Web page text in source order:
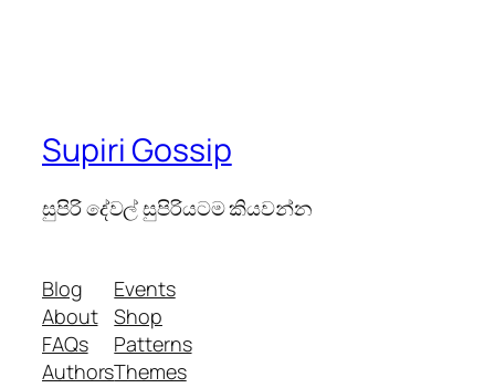
Supiri Gossip
සුපිරි දේවල් සුපිරියටම කියවන්න
Blog
About
FAQs
Authors
Events
Shop
Patterns
Themes